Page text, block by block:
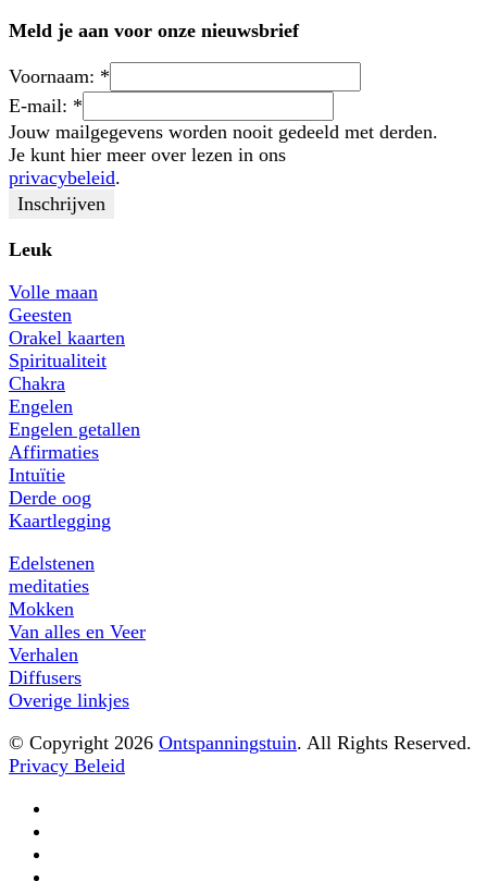
Meld je aan voor onze nieuwsbrief
Voornaam: *
E-mail: *
Jouw mailgegevens worden nooit gedeeld met derden.
Je kunt hier meer over lezen in ons
privacybeleid.
Leuk
Volle maan
Geesten
Orakel kaarten
Spiritualiteit
Chakra
Engelen
Engelen getallen
Affirmaties
Intuïtie
Derde oog
Kaartlegging
Edelstenen
meditaties
Mokken
Van alles en Veer
Verhalen
Diffusers
Overige linkjes
© Copyright 2026 Ontspanningstuin. All Rights Reserved.
Privacy Beleid